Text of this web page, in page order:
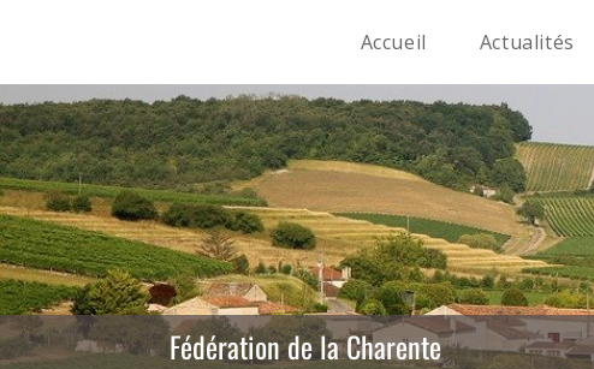
Accueil Actualités
Fédération de la Charente